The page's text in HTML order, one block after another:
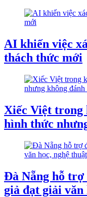
AI khiến việc
thách thức mới
Xiếc Việt trong
hình thức
Đà Nẵng hỗ trợ
giả đạt giải văn